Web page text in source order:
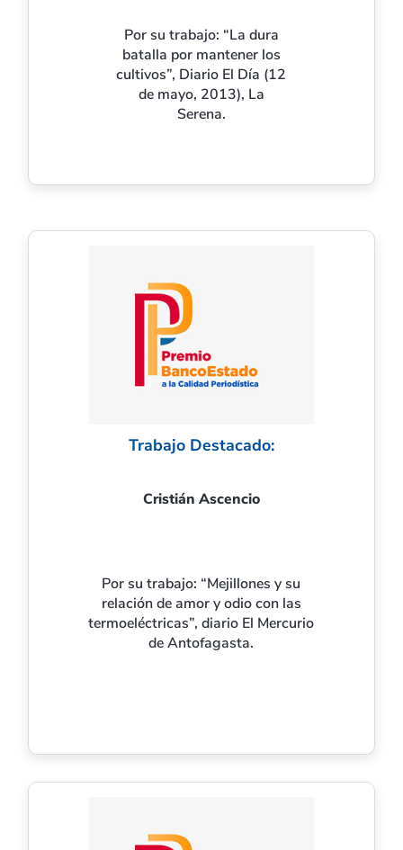
Por su trabajo: “La dura
batalla por mantener los
cultivos”, Diario El Día (12
de mayo, 2013), La
Serena.
Trabajo Destacado:
Cristián Ascencio
Por su trabajo: “Mejillones y su
relación de amor y odio con las
termoeléctricas”, diario El Mercurio
de Antofagasta.